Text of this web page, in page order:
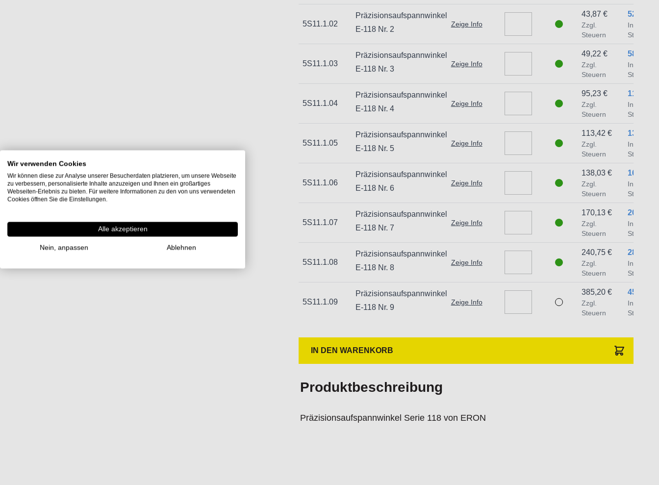
5S11.1.02
Präzisionsaufspannwinkel
E-118 Nr. 2
Zeige Info
52,21 €
Inkl.
Steuern
43,87 €
Zzgl.
Steuern
5S11.1.03
Präzisionsaufspannwinkel
E-118 Nr. 3
Zeige Info
58,57 €
Inkl.
Steuern
49,22 €
Zzgl.
Steuern
5S11.1.04
Präzisionsaufspannwinkel
E-118 Nr. 4
Zeige Info
113,32 €
Inkl.
Steuern
95,23 €
Zzgl.
Steuern
5S11.1.05
Präzisionsaufspannwinkel
E-118 Nr. 5
Zeige Info
134,97 €
Inkl.
Steuern
113,42 €
Zzgl.
Steuern
5S11.1.06
Präzisionsaufspannwinkel
E-118 Nr. 6
Zeige Info
164,26 €
Inkl.
Steuern
138,03 €
Zzgl.
Steuern
5S11.1.07
Präzisionsaufspannwinkel
E-118 Nr. 7
Zeige Info
202,45 €
Inkl.
Steuern
170,13 €
Zzgl.
Steuern
5S11.1.08
Präzisionsaufspannwinkel
E-118 Nr. 8
Zeige Info
286,49 €
Inkl.
Steuern
240,75 €
Zzgl.
Steuern
5S11.1.09
Präzisionsaufspannwinkel
E-118 Nr. 9
Zeige Info
458,39 €
Inkl.
Steuern
385,20 €
Zzgl.
Steuern
IN DEN WARENKORB
Produktbeschreibung
Präzisionsaufspannwinkel Serie 118 von ERON
Wir verwenden Cookies
Wir können diese zur Analyse unserer Besucherdaten platzieren, um unsere Webseite
zu verbessern, personalisierte Inhalte anzuzeigen und Ihnen ein großartiges
Webseiten-Erlebnis zu bieten. Für weitere Informationen zu den von uns verwendeten
Cookies öffnen Sie die Einstellungen.
Alle akzeptieren
Nein, anpassen Ablehnen